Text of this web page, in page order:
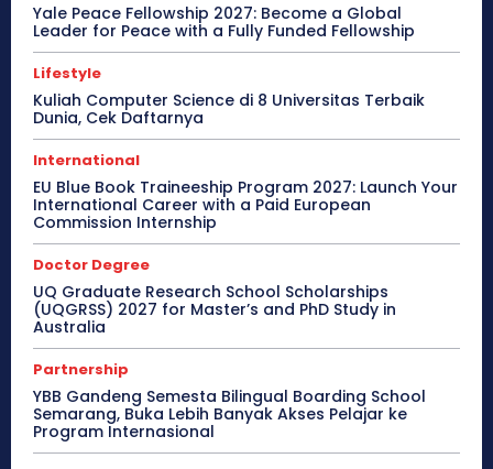
Yale Peace Fellowship 2027: Become a Global
Leader for Peace with a Fully Funded Fellowship
Lifestyle
Kuliah Computer Science di 8 Universitas Terbaik
Dunia, Cek Daftarnya
International
EU Blue Book Traineeship Program 2027: Launch Your
International Career with a Paid European
Commission Internship
Doctor Degree
UQ Graduate Research School Scholarships
(UQGRSS) 2027 for Master’s and PhD Study in
Australia
Partnership
YBB Gandeng Semesta Bilingual Boarding School
Semarang, Buka Lebih Banyak Akses Pelajar ke
Program Internasional